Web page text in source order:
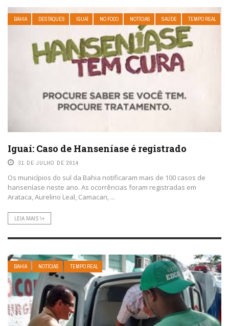
BAHIA DESTAQUES IGUAÍ NO FOCO NOTÍCIAS SAÚDE TEMPO REAL
Iguaí: Caso de Hanseníase é registrado
31 DE JULHO DE 2014
Os municípios do sul da Bahia notificaram mais de 100 casos de
hanseníase neste ano. As ocorrências foram registradas em
Arataca, Aurelino Leal, Camacan, ...
LEIA MAIS \+
BAHIA NOTÍCIAS TEMPO REAL